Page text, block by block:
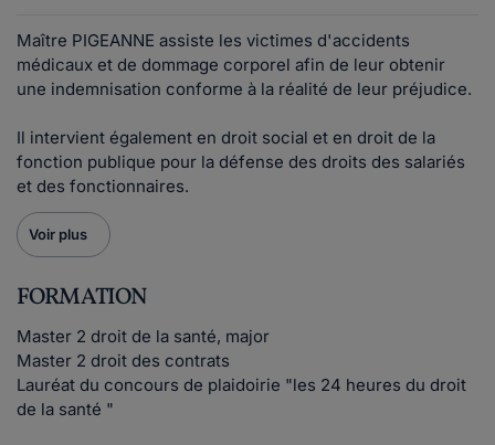
Maître PIGEANNE assiste les victimes d'accidents
médicaux et de dommage corporel afin de leur obtenir
une indemnisation conforme à la réalité de leur préjudice.
Il intervient également en droit social et en droit de la
fonction publique pour la défense des droits des salariés
et des fonctionnaires.
Voir plus
FORMATION
Master 2 droit de la santé, major
Master 2 droit des contrats
Lauréat du concours de plaidoirie "les 24 heures du droit
de la santé "